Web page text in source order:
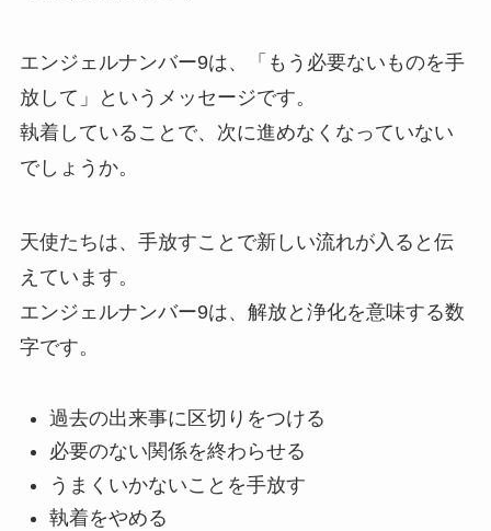
エンジェルナンバー9は、「もう必要ないものを手
放して」というメッセージです。
執着していることで、次に進めなくなっていない
でしょうか。
天使たちは、手放すことで新しい流れが入ると伝
えています。
エンジェルナンバー9は、解放と浄化を意味する数
字です。
過去の出来事に区切りをつける
必要のない関係を終わらせる
うまくいかないことを手放す
執着をやめる